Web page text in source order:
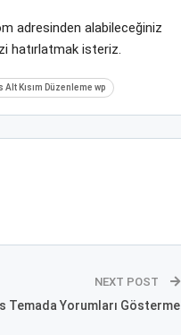
adresinden alabileceğiniz
hatırlatmak isteriz.
Alt Kısım Düzenleme wp
NEXT POST
Temada Yorumları Gösterme